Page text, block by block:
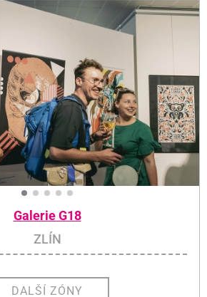
Galerie G18
ZLÍN
DALŠÍ ZÓNY